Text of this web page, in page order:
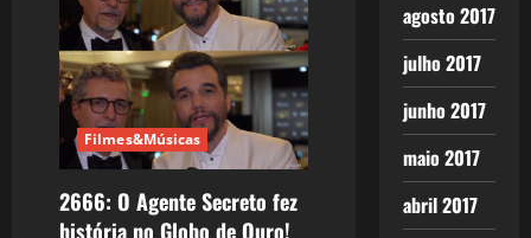
Filmes&Músicas
2666: O Agente Secreto fez
história no Globo de Ouro!
agosto 2017
julho 2017
junho 2017
maio 2017
abril 2017